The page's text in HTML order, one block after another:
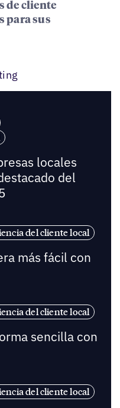
de cliente
para sus
locales
del
del cliente local
más fácil con
del cliente local
sencilla con
del cliente local